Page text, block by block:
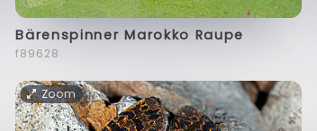
Bärenspinner Marokko Raupe
f89628
Zoom